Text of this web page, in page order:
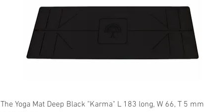
Snel overzicht
The Yoga Mat Deep Black "Karma" L 183 long, W 66, T 5 mm